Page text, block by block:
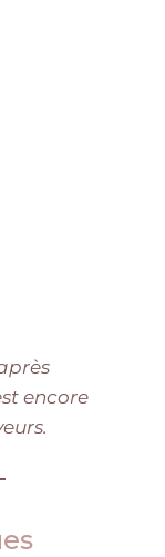
encore